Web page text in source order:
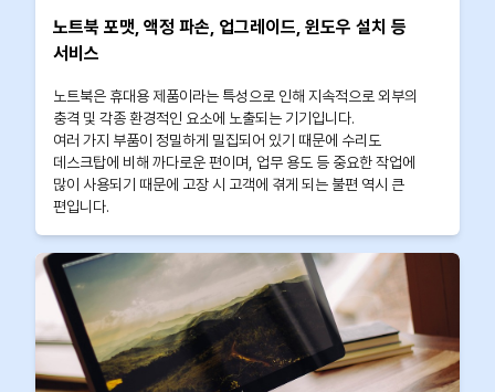
노트북 포맷, 액정 파손, 업그레이드, 윈도우 설치 등
서비스
노트북은 휴대용 제품이라는 특성으로 인해 지속적으로 외부의
충격 및 각종 환경적인 요소에 노출되는 기기입니다.
여러 가지 부품이 정밀하게 밀집되어 있기 때문에 수리도
데스크탑에 비해 까다로운 편이며, 업무 용도 등 중요한 작업에
많이 사용되기 때문에 고장 시 고객에 겪게 되는 불편 역시 큰
편입니다.